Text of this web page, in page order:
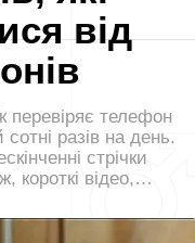
від
перевіряє телефон
сотні разів на день.
стрічки
короткі відео,…